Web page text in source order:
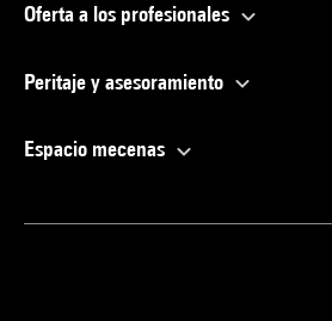
Oferta a los profesionales
Peritaje y asesoramiento
Espacio mecenas